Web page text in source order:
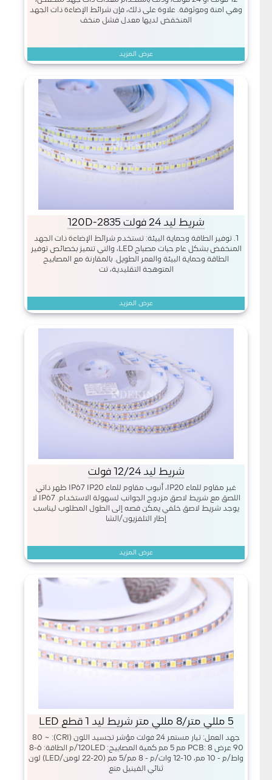
وهي آمنة وموثوقة. علاوة على ذلك، فإن شرائط الإضاءة ذات الجهد
المنخفض لديها معدل فشل منخف
عرض المزيد
شريط ليد 24 فولت 2835-120D
1. توفير الطاقة وحماية البيئة: تستخدم شرائط الإضاءة ذات الجهد
المنخفض بشكل عام حبات مصباح LED، والتي تتميز بخصائص توفير
الطاقة وحماية البيئة والعمر الطويل. بالمقارنة مع المصابيح
المتوهجة التقليدية، تت
عرض المزيد
شريط ليد 12/24 فولت
غير مقاوم للماء IP20، أنبوب مقاوم للماء IP67 IP20 ظهر ذاتي
اللصق مع شريط لاصق مزدوج الجوانب لسهولة الاستخدام. IP67 لا
يوجد شريط لاصق خلفي يمكن قصه إلى الطول المطلوب ليناسب
إطار التلفزيون/الشا
عرض المزيد
جهد العمل: تيار مستمر 24 فولت مؤشر تجسيد اللون (CRI): 80 ~
90 عرض PCB: 8 مم 5 مم كمية المصابيح: 120LED/م الطاقة: 6-8
واط/م - 10 مم، 10-12 وات/م - 8 مم/5 مم (20-22 لومن/LED) لون
ثنائي الفينيل متع